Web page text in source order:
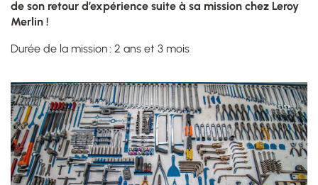
de son retour d’expérience suite à sa mission chez Leroy
Merlin !
Durée de la mission : 2 ans et 3 mois